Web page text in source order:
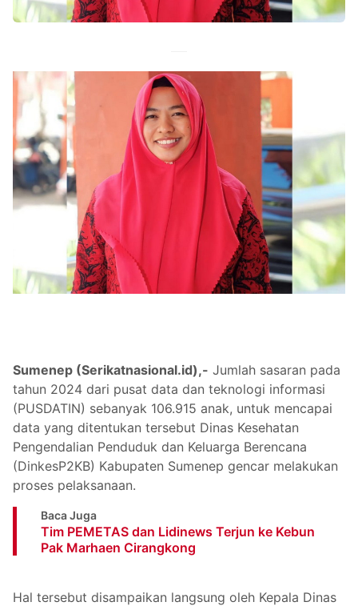
Sumenep (Serikatnasional.id),- Jumlah sasaran pada
tahun 2024 dari pusat data dan teknologi informasi
(PUSDATIN) sebanyak 106.915 anak, untuk mencapai
data yang ditentukan tersebut Dinas Kesehatan
Pengendalian Penduduk dan Keluarga Berencana
(DinkesP2KB) Kabupaten Sumenep gencar melakukan
proses pelaksanaan.
Baca Juga
Tim PEMETAS dan Lidinews Terjun ke Kebun
Pak Marhaen Cirangkong
Hal tersebut disampaikan langsung oleh Kepala Dinas